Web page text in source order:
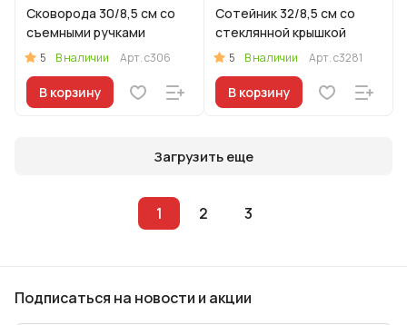
Сковорода 30/8,5 см со
съемными ручками
5 В наличии Арт.с306
В корзину
Сотейник 32/8,5 см со
стеклянной крышкой
5 В наличии Арт.с3281
В корзину
Загрузить еще
1 2 3
Подписаться на новости и акции